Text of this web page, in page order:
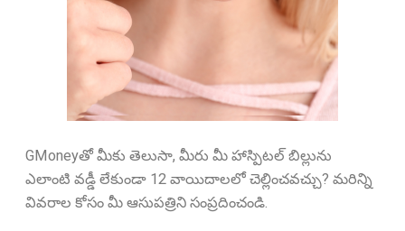
GMoneyతో మీకు తెలుసా, మీరు మీ హాస్పిటల్ బిల్లును
ఎలాంటి వడ్డీ లేకుండా 12 వాయిదాలలో చెల్లించవచ్చు? మరిన్ని
వివరాల కోసం మీ ఆసుపత్రిని సంప్రదించండి.